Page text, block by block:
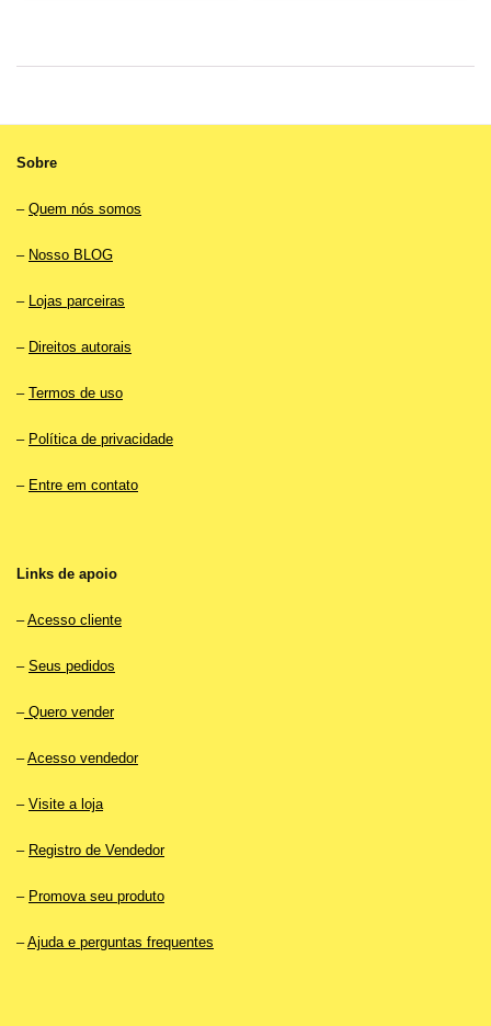
Sobre
– Quem nós somos
– Nosso BLOG
– Lojas parceiras
– Direitos autorais
– Termos de uso
– Política de privacidade
– Entre em contato
Links de apoio
–Acesso cliente
– Seus pedidos
–Quero vender
–Acesso vendedor
– Visite a loja
– Registro de Vendedor
– Promova seu produto
–Ajuda e perguntas frequentes